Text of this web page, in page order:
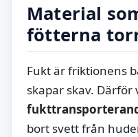
Material
fötterna
Fukt är friktionens
skapar skav. Därför
bort svett från